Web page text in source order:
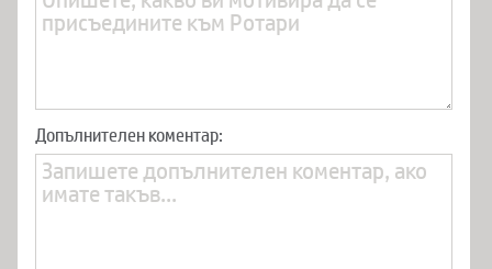
Допълнителен коментар: